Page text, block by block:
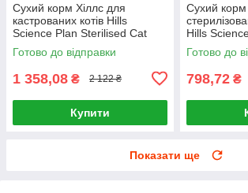
Сухий корм Хіллс для
кастрованих котів Hills
Science Plan Sterilised Cat
Young Adult Chicken 3кг
Готово до відправки
1 358,08 ₴ 2 122 ₴
Купити
Сухий
Hills
Cat Young
Готово до
798,72 ₴
Показати ще